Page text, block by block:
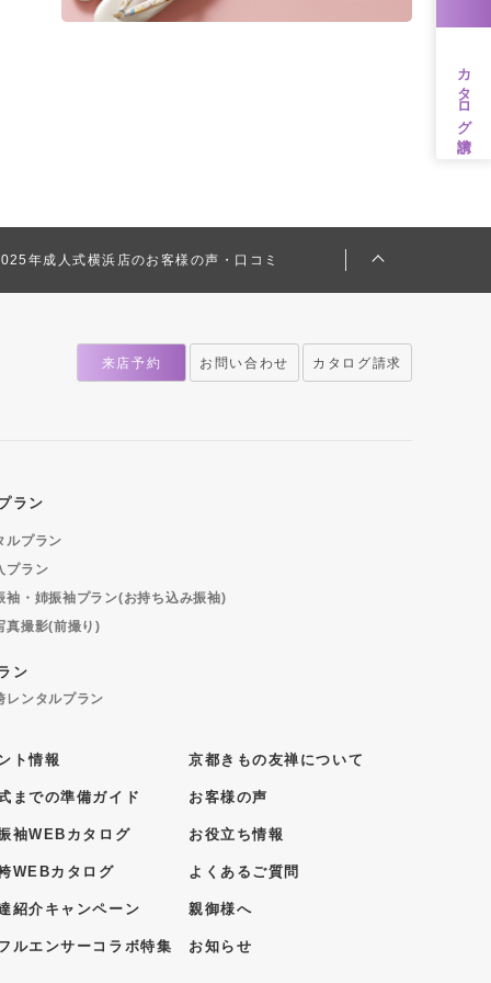
年成人式横浜店のお客様の声・口コミ
カタログ請求
来店予約 お問い合わせ カタログ請求
ラン
ルプラン
プラン
袖・姉振袖プラン(お持ち込み振袖)
真撮影(前撮り)
ン
レンタルプラン
ト情報
までの準備ガイド
袖WEBカタログ
WEBカタログ
紹介キャンペーン
ルエンサーコラボ特集
京都きもの友禅について
お客様の声
お役立ち情報
よくあるご質問
親御様へ
お知らせ